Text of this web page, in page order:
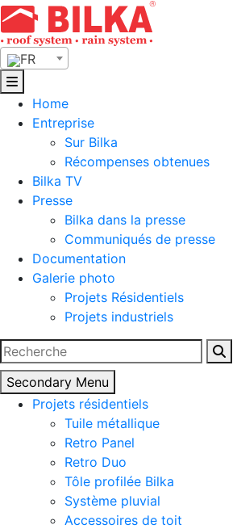
Skip
to
content
FR
Home
Entreprise
Sur Bilka
Récompenses obtenues
Bilka TV
Presse
Bilka dans la presse
Communiqués de presse
Documentation
Galerie photo
Projets Résidentiels
Projets industriels
Rechercher :
Secondary Menu
Projets résidentiels
Tuile métallique
Retro Panel
Retro Duo
Tôle profilée Bilka
Système pluvial
Accessoires de toit